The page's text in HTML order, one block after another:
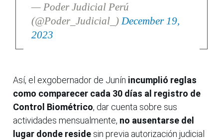
— Poder Judicial Perú
(@Poder_Judicial_) December 19,
2023
Así, el exgobernador de Junín incumplió reglas
como comparecer cada 30 días al registro de
Control Biométrico, dar cuenta sobre sus
actividades mensualmente, no ausentarse del
lugar donde reside sin previa autorización judicial